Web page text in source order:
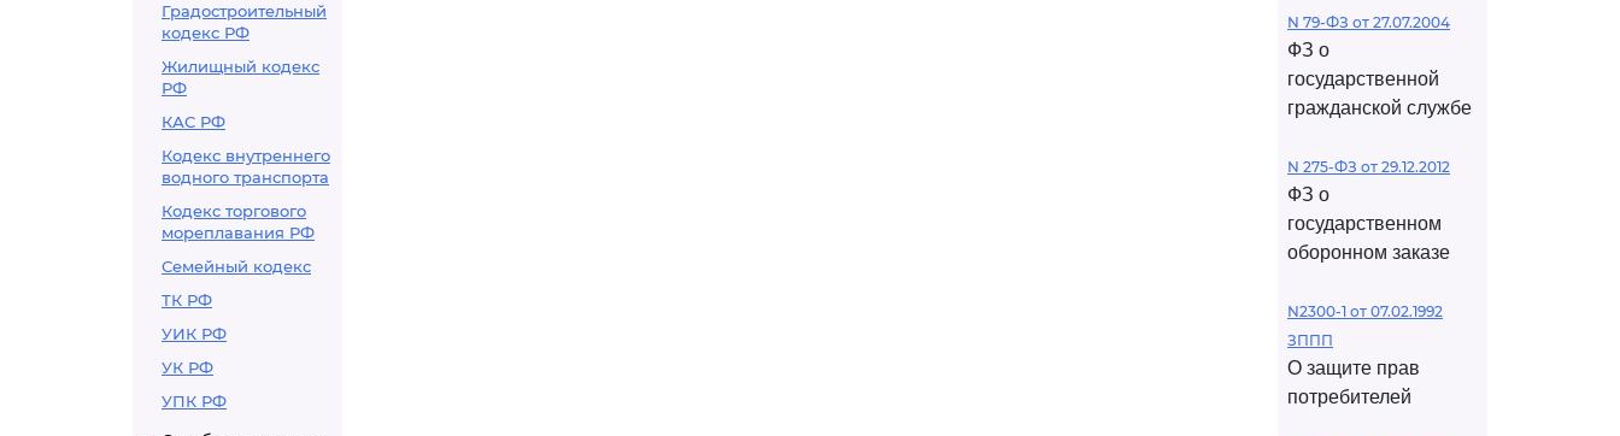
Градостроительный
кодекс РФ
Жилищный кодекс
РФ
КАС РФ
Кодекс внутреннего
водного транспорта
Кодекс торгового
мореплавания РФ
Семейный кодекс
ТК РФ
УИК РФ
УК РФ
УПК РФ
N 79-ФЗ от 27.07.2004
ФЗ о
государственной
гражданской службе
N 275-ФЗ от 29.12.2012
ФЗ о
государственном
оборонном заказе
N2300-1 от 07.02.1992
ЗППП
О защите прав
потребителей